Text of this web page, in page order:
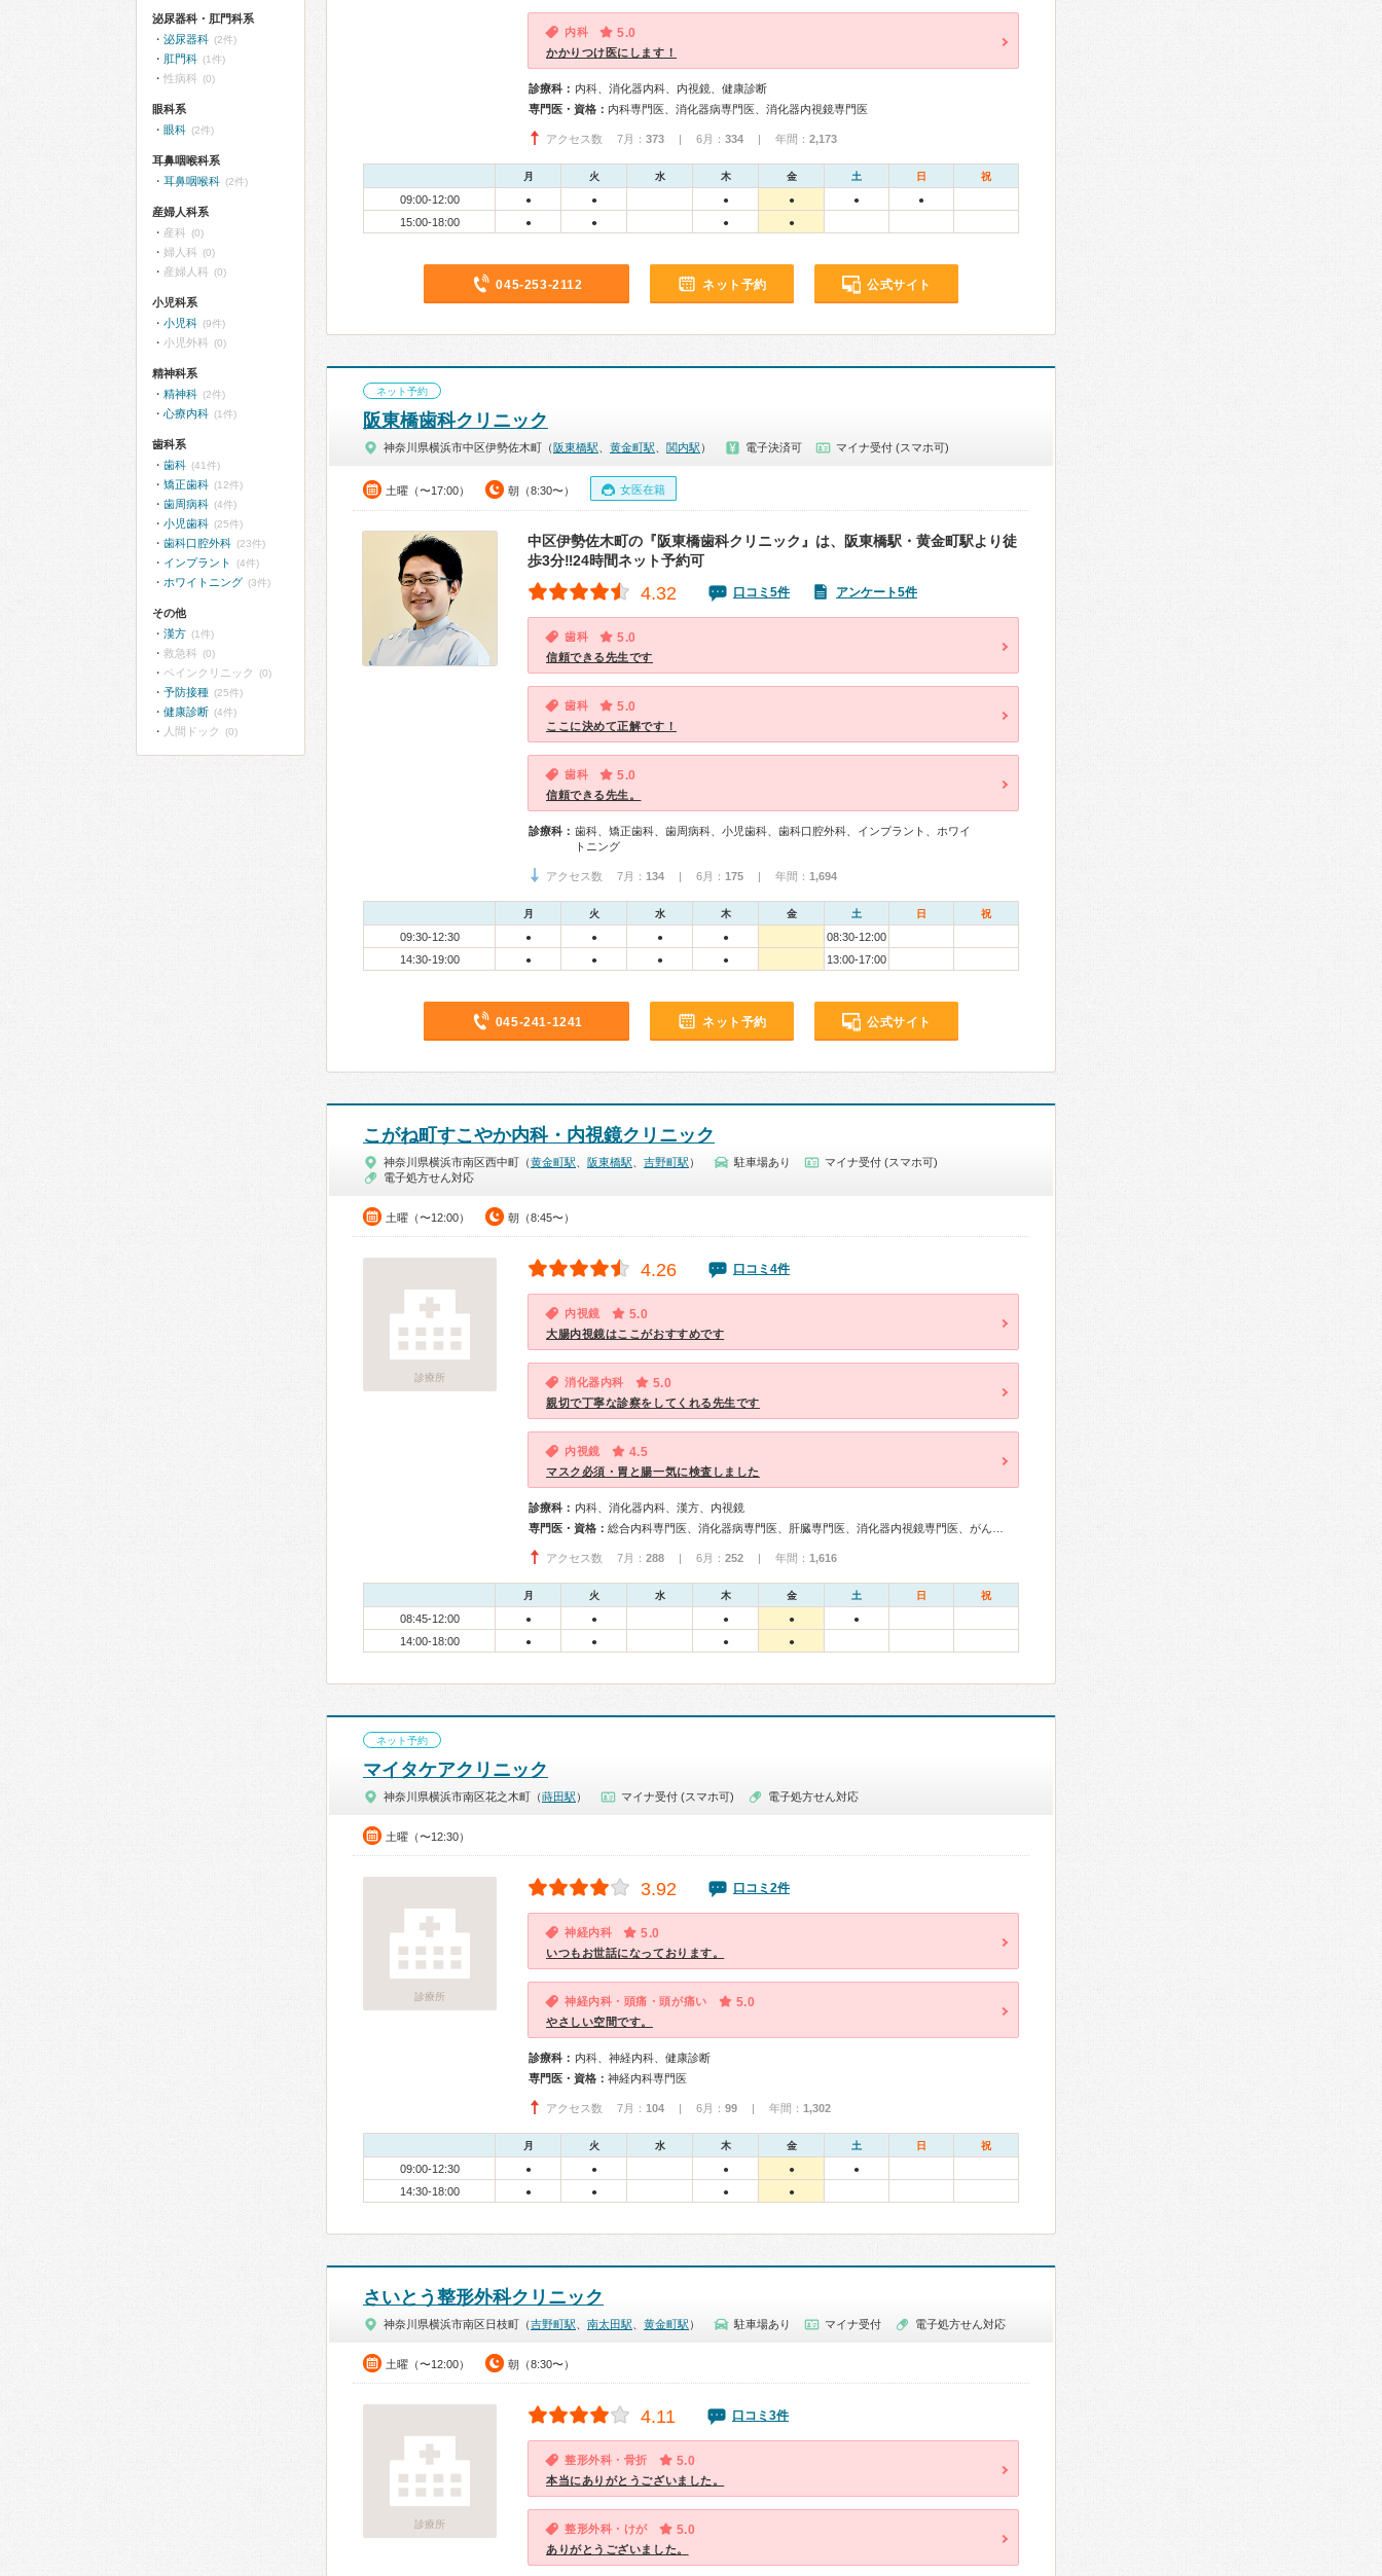
内科 5.0
かかりつけ医にします！
診療科： 内科、消化器内科、内視鏡、健康診断
専門医・資格： 内科専門医、消化器病専門医、消化器内視鏡専門医
アクセス数 7月： 373 | 6月： 334 | 年間： 2,173
月 火 水 木 金 土 日 祝
09:00-12:00 ● ● ● ● ● ●
15:00-18:00 ● ● ● ●
045-253-2112 ネット予約 公式サイト
ネット予約
阪東橋歯科クリニック
神奈川県横浜市中区伊勢佐木町（阪東橋駅 黄金町駅 関内駅 ） 電子決済可 マイナ受付 (スマホ可)
土曜（〜17:00） 朝（8:30〜） 女医在籍
中区伊勢佐木町の『阪東橋歯科クリニック』は、阪東橋駅・黄金町駅より徒
歩3分‼24時間ネット予約可
4.32 口コミ5件 アンケート5件
歯科 5.0
信頼できる先生です
歯科 5.0
ここに決めて正解です！
歯科 5.0
信頼できる先生。
診療科： 歯科、矯正歯科、歯周病科、小児歯科、歯科口腔外科、インプラント、ホワイ
トニング
アクセス数 7月： 134 | 6月： 175 | 年間： 1,694
月 火 水 木 金 土 日 祝
09:30-12:30 ● ● ● ●
08:30-12:00
14:30-19:00
● ● ● ● 13:00-17:00
045-241-1241 ネット予約 公式サイト
こがね町すこやか内科・内視鏡クリニック
神奈川県横浜市南区西中町（黄金町駅 阪東橋駅 吉野町駅 ） 駐車場あり
マイナ受付 (スマホ可)
電子処方せん対応
土曜（〜12:00） 朝（8:45〜）
診療所
4.26 口コミ4件
内視鏡 5.0
大腸内視鏡はここがおすすめです
消化器内科 5.0
親切で丁寧な診察をしてくれる先生です
内視鏡 4.5
マスク必須・胃と腸一気に検査しました
診療科： 内科、消化器内科、漢方、内視鏡
専門医・資格：
アクセス数 7月： 288 | 6月： 252 | 年間： 1,616
月 火 水 木 金 土 日 祝
08:45-12:00 ● ● ● ● ●
14:00-18:00 ● ● ● ●
ネット予約
マイタケアクリニック
神奈川県横浜市南区花之木町（蒔田駅 ） マイナ受付 (スマホ可) 電子処方せん対応
土曜（〜12:30）
診療所
3.92 口コミ2件
神経内科 5.0
いつもお世話になっております。
神経内科・頭痛・頭が痛い 5.0
やさしい空間です。
診療科： 内科、神経内科、健康診断
専門医・資格： 神経内科専門医
アクセス数 7月： 104 | 6月： 99 | 年間： 1,302
月 火 水 木 金 土 日 祝
09:00-12:30 ● ● ● ● ●
14:30-18:00 ● ● ● ●
さいとう整形外科クリニック
神奈川県横浜市南区日枝町（吉野町駅 南太田駅 黄金町駅 ） 駐車場あり マイナ受付 電子処方せん対応
土曜（〜12:00） 朝（8:30〜）
診療所
4.11 口コミ3件
整形外科・骨折 5.0
本当にありがとうございました。
整形外科・けが 5.0
ありがとうございました。
泌尿器科・肛門科系
泌尿器科 (2件)
肛門科 (1件)
性病科 (0)
眼科系
眼科 (2件)
耳鼻咽喉科系
耳鼻咽喉科 (2件)
産婦人科系
産科 (0)
婦人科 (0)
産婦人科 (0)
小児科系
小児科 (9件)
小児外科 (0)
精神科系
精神科 (2件)
心療内科 (1件)
歯科系
歯科 (41件)
矯正歯科 (12件)
歯周病科 (4件)
小児歯科 (25件)
歯科口腔外科 (23件)
インプラント (4件)
ホワイトニング (3件)
その他
漢方 (1件)
救急科 (0)
ペインクリニック (0)
予防接種 (25件)
健康診断 (4件)
人間ドック (0)